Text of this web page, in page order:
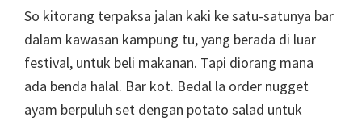
So kitorang terpaksa jalan kaki ke satu-satunya bar
dalam kawasan kampung tu, yang berada di luar
festival, untuk beli makanan. Tapi diorang mana
ada benda halal. Bar kot. Bedal la order nugget
ayam berpuluh set dengan potato salad untuk